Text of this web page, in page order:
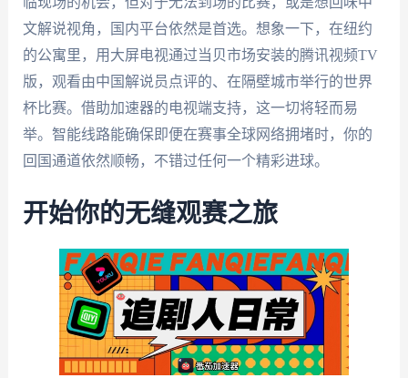
文解说视角，国内平台依然是首选。想象一下，在纽约
的公寓里，用大屏电视通过当贝市场安装的腾讯视频TV
版，观看由中国解说员点评的、在隔壁城市举行的世界
杯比赛。借助加速器的电视端支持，这一切将轻而易
举。智能线路能确保即便在赛事全球网络拥堵时，你的
回国通道依然顺畅，不错过任何一个精彩进球。
开始你的无缝观赛之旅